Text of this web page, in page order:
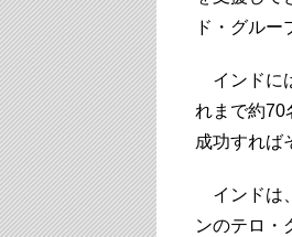
ド・グルー
インドに
れまで約70
成功すれば
インドは
ンのテロ・